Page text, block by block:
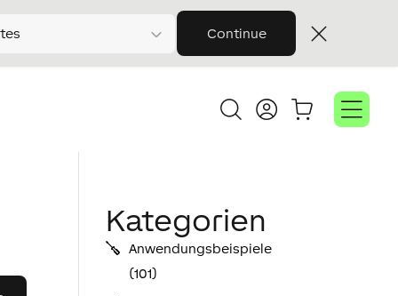
Continue
Kategorien
Anwendungs­­­beispiele
(101)